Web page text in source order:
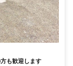
も歓迎します